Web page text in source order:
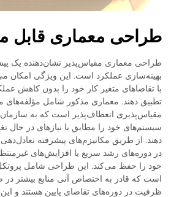
طراحی معماری قابل
طراحی معماری مقیاس‌پذیر نشان‌دهنده یک
بهینه‌سازی عملکرد است. این ویژگی امکان
با تقاضاهای متغیر کار خود را بدون کاهش
تطبیق دهند. معماری مذکور شامل مؤلفه‌های
مقیاس‌پذیری انعطاف‌پذیر است که به
سیستم‌های خود را مطابق با نیازهای در حال
دهند. از طریق مکانیزم‌های پیشرفته
در دوره‌های رشد سریع یا افزایش‌های
خود را حفظ می‌کند. این طراحی شامل
است که قادر به اختصاص آنی منابع بیشتر
ظرفیت در دوره‌های تقاضای پایین هستند و این